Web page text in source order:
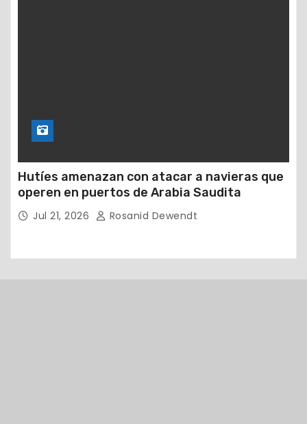
Hutíes amenazan con atacar a navieras que
operen en puertos de Arabia Saudita
Jul 21, 2026 Rosanid Dewendt